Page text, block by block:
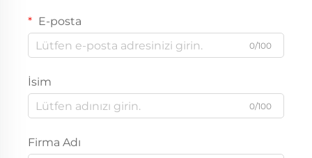
E-posta
0/100
İsim
0/100
Firma Adı